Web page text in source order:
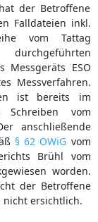
der Betroffene
Falldateien inkl.
vom Tattag
Messgeräts ESO
Messverfahren.
ist bereits im
Schreiben vom
anschließende
§ 62 OWiG vom
Brühl vom
worden.
der Betroffene
nicht ersichtlich.